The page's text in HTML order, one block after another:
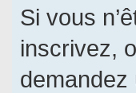
Si vous
inscrivez,
demandez